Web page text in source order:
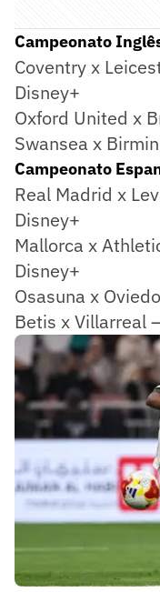
Campeonato
Coventry x
Disney+
Oxford United x
Swansea x
Campeonato
Real Madrid x
Disney+
Mallorca x
Disney+
Osasuna x
Betis x Villarreal